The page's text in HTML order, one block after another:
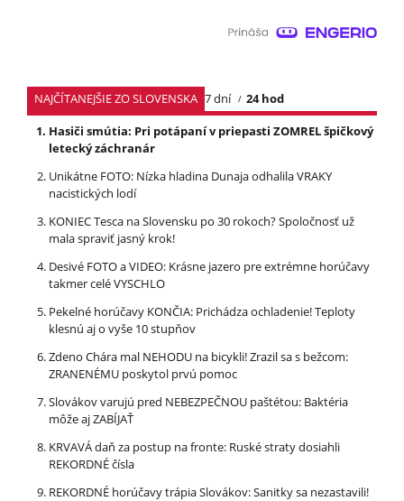
NAJČÍTANEJŠIE ZO SLOVENSKA 7 dní
24 hod
Hasiči smútia: Pri potápaní v priepasti ZOMREL špičkový
letecký záchranár
Unikátne FOTO: Nízka hladina Dunaja odhalila VRAKY
nacistických lodí
KONIEC Tesca na Slovensku po 30 rokoch? Spoločnosť už
mala spraviť jasný krok!
Desivé FOTO a VIDEO: Krásne jazero pre extrémne horúčavy
takmer celé VYSCHLO
Pekelné horúčavy KONČIA: Prichádza ochladenie! Teploty
klesnú aj o vyše 10 stupňov
Zdeno Chára mal NEHODU na bicykli! Zrazil sa s bežcom:
ZRANENÉMU poskytol prvú pomoc
Slovákov varujú pred NEBEZPEČNOU paštétou: Baktéria
môže aj ZABÍJAŤ
KRVAVÁ daň za postup na fronte: Ruské straty dosiahli
REKORDNÉ čísla
REKORDNÉ horúčavy trápia Slovákov: Sanitky sa nezastavili!